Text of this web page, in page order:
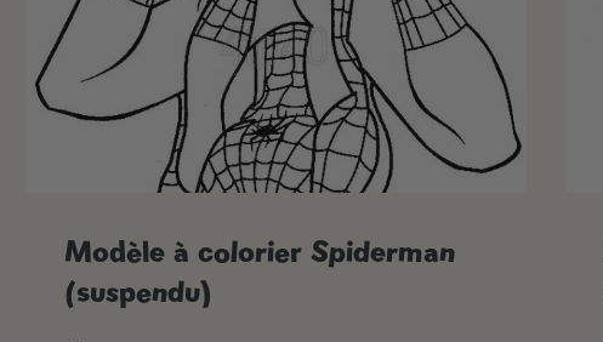
Modèle à colorier Spiderman
(suspendu)